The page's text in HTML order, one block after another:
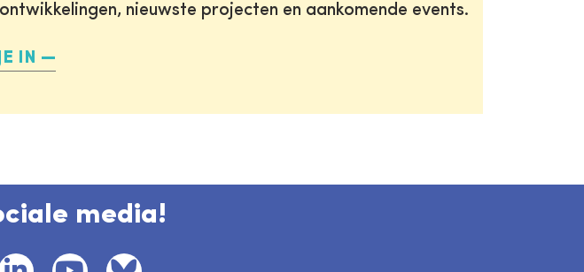
nieuwste projecten en aankomende events.
IN
media!